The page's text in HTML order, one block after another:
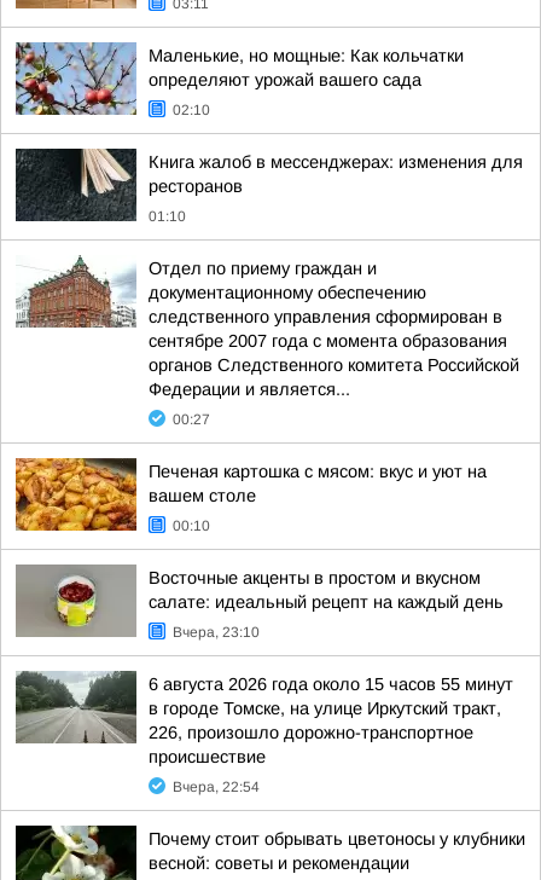
03:11
Маленькие, но мощные: Как кольчатки
определяют урожай вашего сада
02:10
Книга жалоб в мессенджерах: изменения для
ресторанов
01:10
Отдел по приему граждан и
документационному обеспечению
следственного управления сформирован в
сентябре 2007 года с момента образования
органов Следственного комитета Российской
Федерации и является...
00:27
Печеная картошка с мясом: вкус и уют на
вашем столе
00:10
Восточные акценты в простом и вкусном
салате: идеальный рецепт на каждый день
Вчера, 23:10
6 августа 2026 года около 15 часов 55 минут
в городе Томске, на улице Иркутский тракт,
226, произошло дорожно-транспортное
происшествие
Вчера, 22:54
Почему стоит обрывать цветоносы у клубники
весной: советы и рекомендации